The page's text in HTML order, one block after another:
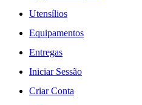
Utensílios
Equipamentos
Entregas
Iniciar Sessão
Criar Conta